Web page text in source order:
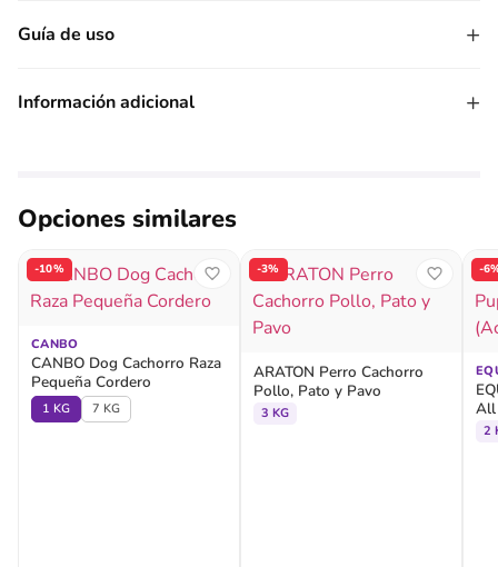
Guía de uso +
Información adicional +
Opciones similares
-10%
CANBO
CANBO Dog Cachorro Raza
Pequeña Cordero
1 KG 7 KG
-3%
ARATON Perro Cachorro
Pollo, Pato y Pavo
3 KG
-
All
2